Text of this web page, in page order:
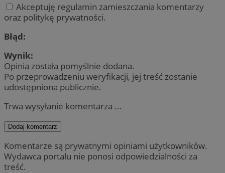
Akceptuję regulamin zamieszczania komentarzy
oraz politykę prywatności.
Błąd:
Wynik:
Opinia została pomyślnie dodana.
Po przeprowadzeniu weryfikacji, jej treść zostanie
udostępniona publicznie.
Trwa wysyłanie komentarza ...
Dodaj komentarz
Komentarze są prywatnymi opiniami użytkowników.
Wydawca portalu nie ponosi odpowiedzialności za
treść.